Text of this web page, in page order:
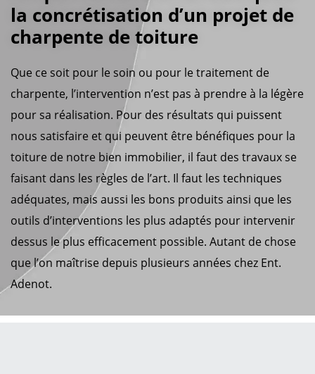
la concrétisation d’un projet de
charpente de toiture
Que ce soit pour le soin ou pour le traitement de
charpente, l’intervention n’est pas à prendre à la légère
pour sa réalisation. Pour des résultats qui puissent
nous satisfaire et qui peuvent être bénéfiques pour la
toiture de notre bien immobilier, il faut des travaux se
faisant dans les règles de l’art. Il faut les techniques
adéquates, mais aussi les bons produits ainsi que les
outils d’interventions les plus adaptés pour intervenir
dessus le plus efficacement possible. Autant de chose
que l’on maîtrise depuis plusieurs années chez Ent.
Adenot.